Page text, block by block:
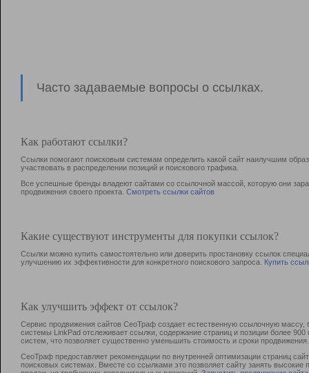
Часто задаваемые вопросы о ссылках.
Как работают ссылки?
Ссылки помогают поисковым системам определить какой сайт наилучшим
участвовать в раcпределении позиций и поискового трафика.
Все успешные бренды владеют сайтами со ссылочной массой, которую они
продвижения своего проекта. Смотреть ссылки сайтов
Какие существуют инструменты для покупки ссылок?
Ссылки можно купить самостоятельно или доверить простановку ссылок
улучшению их эффективности для конкретного поискового запроса. Купить
Как улучшить эффект от ссылок?
Сервис продвижения сайтов СеоТраф создает естественную ссылочную
системы LinkPad отслеживает ссылки, содержание страниц и позиции более
систем, что позволяет существенно уменьшить стоимость и сроки продвижения.
СеоТраф предоставляет рекомендации по внутренней оптимизации страниц
поисковых системах. Вместе со ссылками это позволяет сайту занять